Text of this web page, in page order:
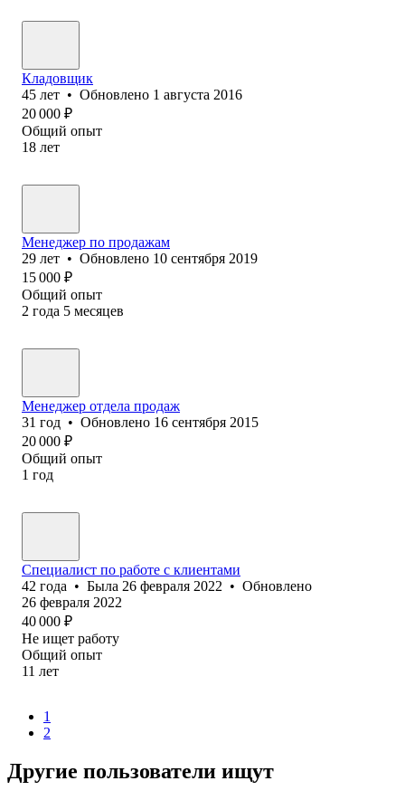
Кладовщик
45 лет • Обновлено 1 августа 2016
20 000 ₽
Общий опыт
18 лет
Менеджер по продажам
29 лет • Обновлено 10 сентября 2019
15 000 ₽
Общий опыт
2 года 5 месяцев
Менеджер отдела продаж
31 год • Обновлено 16 сентября 2015
20 000 ₽
Общий опыт
1 год
Специалист по работе с клиентами
42 года • Была 26 февраля 2022 • Обновлено
26 февраля 2022
40 000 ₽
Не ищет работу
Общий опыт
11 лет
1
2
Другие пользователи ищут